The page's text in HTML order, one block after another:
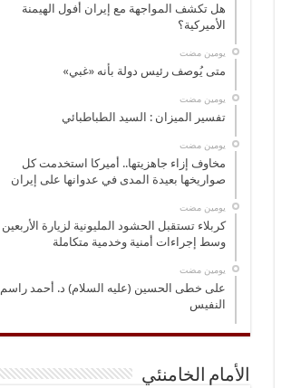
هل تكشف المواجهة مع إيران أفول الهيمنة
الأميركية؟
‏يومين مضت
متى يُوصف رئيس دولة بأنه «غبي»
‏يومين مضت
تفسير الميزان : السيد الطباطبائي
‏يومين مضت
مخاوف إزاء جاهزيتها.. أميركا استخدمت كل
صواريخها بعيدة المدى في عدوانها على إيران
‏يومين مضت
كربلاء تستقبل الحشود المليونية لزيارة الأربعين
وسط إجراءات أمنية وخدمية متكاملة
‏يومين مضت
على خطى الحسين (عليه السلام) د. أحمد راسم
النفيس
الأمام الخامنئي